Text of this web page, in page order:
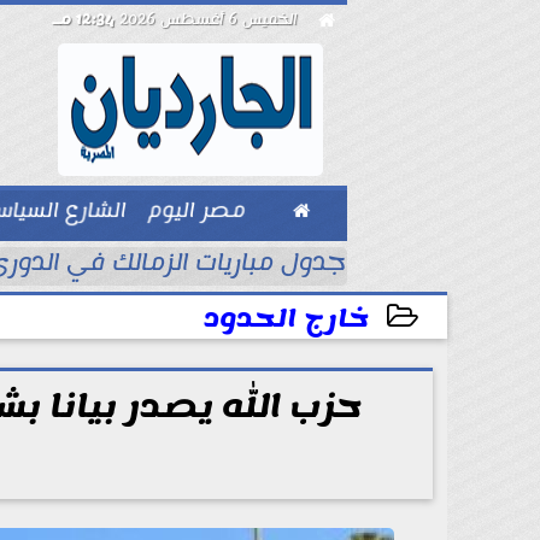
 الخميس 6 أغسطس 2026 12:34 مـ
 مصر اليوم
الشارع
بيزنس
جدول مباريات الزمالك في
خارج الحدود
2026-06-25 08:19:50
حزب الله يصدر